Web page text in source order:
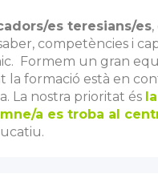
es teresians/es
competències i
Formem un gran
la formació està en
La nostra prioritat és
a es troba al